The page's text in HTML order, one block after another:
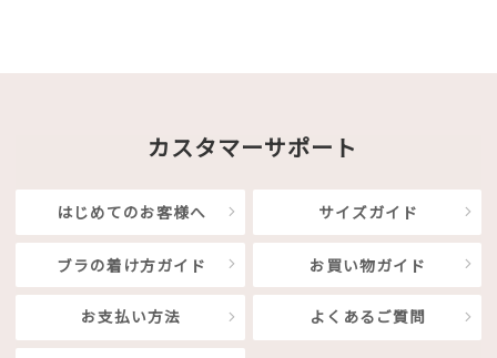
カスタマーサポート
はじめてのお客様へ サイズガイド
ブラの着け方ガイド お買い物ガイド
お支払い方法 よくあるご質問